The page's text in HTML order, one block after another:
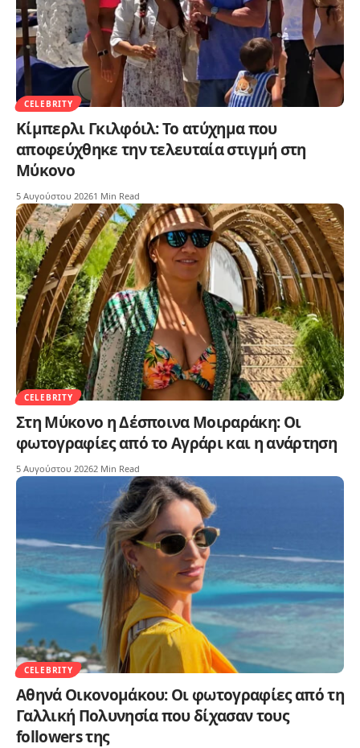
CELEBRITY
Κίμπερλι Γκιλφόιλ: Το ατύχημα που
αποφεύχθηκε την τελευταία στιγμή στη
Μύκονο
5 Αυγούστου 20261 Min Read
CELEBRITY
Στη Μύκονο η Δέσποινα Μοιραράκη: Οι
φωτογραφίες από το Αγράρι και η ανάρτηση
5 Αυγούστου 20262 Min Read
CELEBRITY
Αθηνά Οικονομάκου: Οι φωτογραφίες από τη
Γαλλική Πολυνησία που δίχασαν τους
followers της